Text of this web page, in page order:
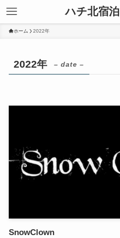
ハチ北宿
ホーム 2022年
2022年 – date –
SnowClown